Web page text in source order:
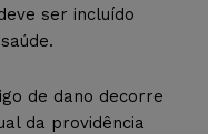
ser incluído
de dano decorre
da providência